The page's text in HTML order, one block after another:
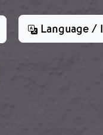
Language /